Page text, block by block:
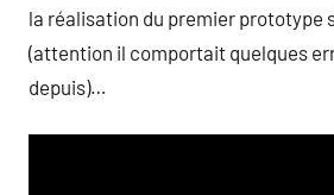
la réalisation du premier prototype
(attention il comportait quelques
depuis)…